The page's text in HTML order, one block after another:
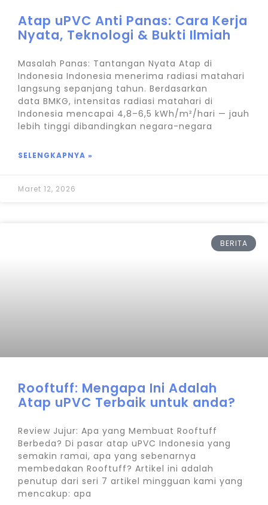
Atap uPVC Anti Panas: Cara Kerja
Nyata, Teknologi & Bukti Ilmiah
Masalah Panas: Tantangan Nyata Atap di
Indonesia Indonesia menerima radiasi matahari
langsung sepanjang tahun. Berdasarkan
data BMKG, intensitas radiasi matahari di
Indonesia mencapai 4,8–6,5 kWh/m²/hari — jauh
lebih tinggi dibandingkan negara-negara
SELENGKAPNYA »
Maret 12, 2026
BERITA
Rooftuff: Mengapa Ini Adalah
Atap uPVC Terbaik untuk anda?
Review Jujur: Apa yang Membuat Rooftuff
Berbeda? Di pasar atap uPVC Indonesia yang
semakin ramai, apa yang sebenarnya
membedakan Rooftuff? Artikel ini adalah
penutup dari seri 7 artikel mingguan kami yang
mencakup: apa